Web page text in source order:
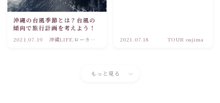
沖縄の台風季節とは？台風の
傾向で旅行計画を考えよう！
2021.07.19
沖縄LIFE.ローカル
2021.07.18 TOUR oujima
もっと見る